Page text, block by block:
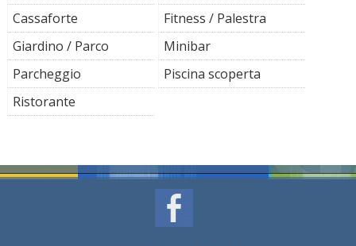
Cassaforte
Fitness / Palestra
Giardino / Parco
Minibar
Parcheggio
Piscina scoperta
Ristorante